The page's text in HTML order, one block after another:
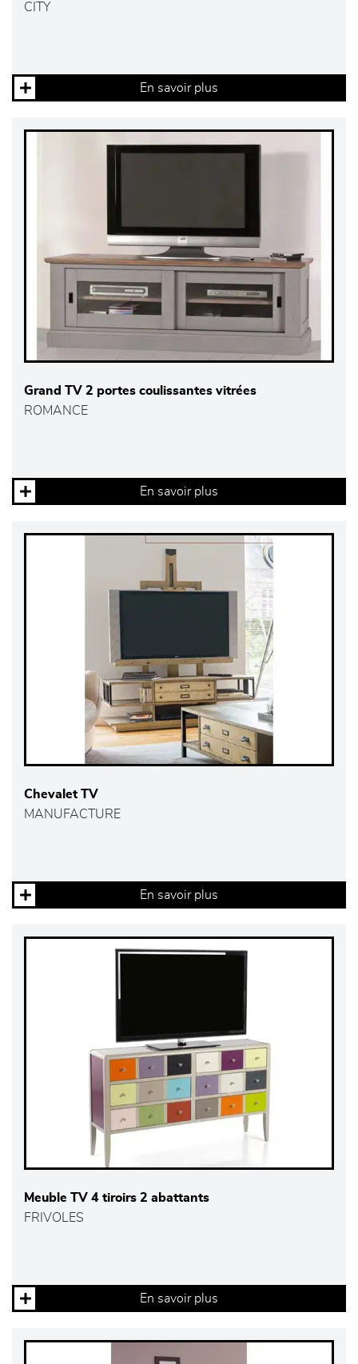
CITY
En savoir plus
Grand TV 2 portes coulissantes vitrées
ROMANCE
En savoir plus
Chevalet TV
MANUFACTURE
En savoir plus
Meuble TV 4 tiroirs 2 abattants
FRIVOLES
En savoir plus